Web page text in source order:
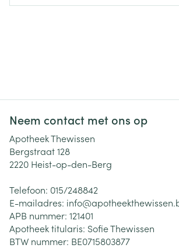
Neem contact met ons op
Apotheek Thewissen
Bergstraat 128
2220 Heist-op-den-Berg
Telefoon: 015/248842
E-mailadres: info@
APB nummer: 121401
Apotheek titularis: Sofie Thewissen
BTW nummer: BE0715803877